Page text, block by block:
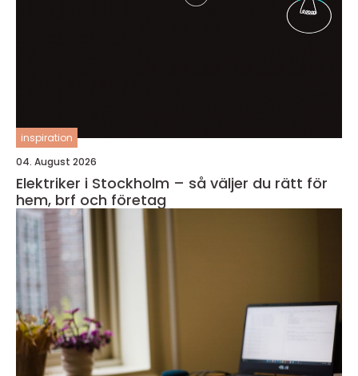
inspiration
04. August 2026
Elektriker i Stockholm – så väljer du rätt för
hem, brf och företag